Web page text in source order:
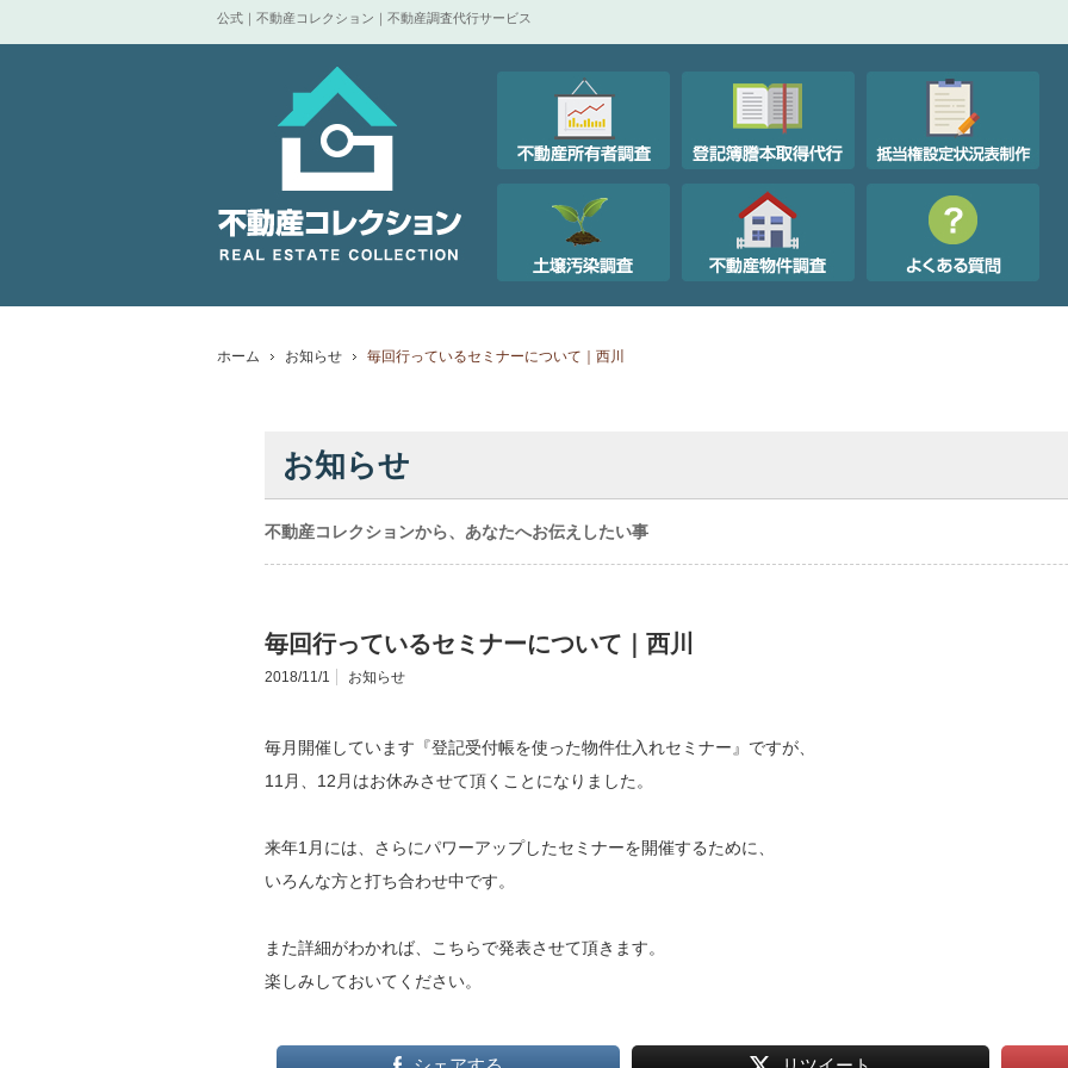
公式｜不動産コレクション｜不動産調査代行サービス
ホーム お知らせ 毎回行っているセミナーについて｜西川
お知らせ
不動産コレクションから、あなたへお伝えしたい事
毎回行っているセミナーについて｜西川
2018/11/1 お知らせ
毎月開催しています『登記受付帳を使った物件仕入れセミナー』ですが、
11月、12月はお休みさせて頂くことになりました。
来年1月には、さらにパワーアップしたセミナーを開催するために、
いろんな方と打ち合わせ中です。
また詳細がわかれば、こちらで発表させて頂きます。
楽しみしておいてください。